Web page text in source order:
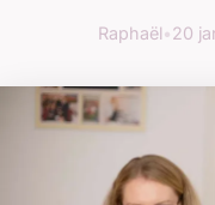
Raphaël•20